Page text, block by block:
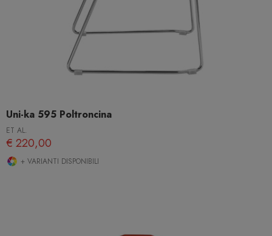
Uni-ka 595 Poltroncina
ET AL.
€ 220,00
+ VARIANTI DISPONIBILI